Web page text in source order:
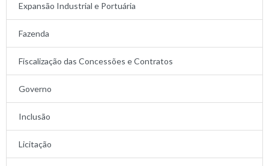
Expansão Industrial e Portuária
Fazenda
Fiscalização das Concessões e Contratos
Governo
Inclusão
Licitação